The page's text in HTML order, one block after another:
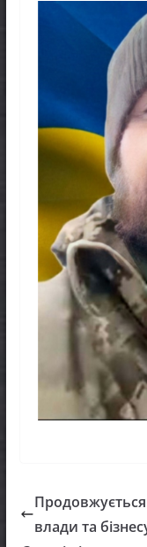
Продовжується
влади та